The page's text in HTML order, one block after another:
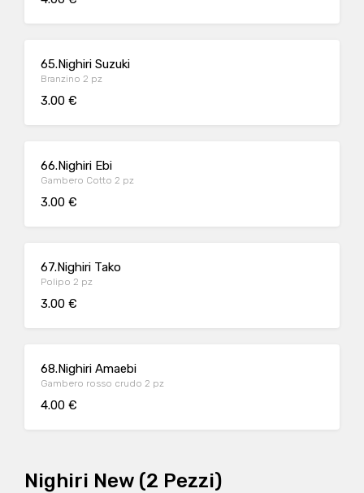
65.Nighiri Suzuki
Branzino 2 pz
3.00 €
66.Nighiri Ebi
Gambero Cotto 2 pz
3.00 €
67.Nighiri Tako
Polipo 2 pz
3.00 €
68.Nighiri Amaebi
Gambero rosso crudo 2 pz
4.00 €
Nighiri New (2 Pezzi)